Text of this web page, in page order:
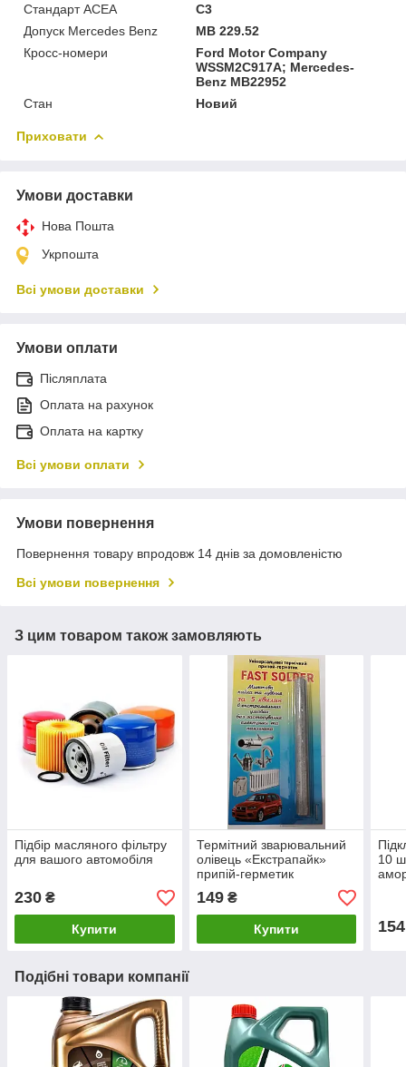
Стандарт ACEA
C3
Допуск Mercedes Benz
MB 229.52
Кросс-номери
Ford Motor Company
WSSM2C917A; Mercedes-
Benz MB22952
Стан
Новий
Приховати
Умови доставки
Нова Пошта
Укрпошта
Всі умови доставки
Умови оплати
Післяплата
Оплата на рахунок
Оплата на картку
Всі умови оплати
Умови повернення
Повернення товару впродовж 14 днів за домовленістю
Всі умови повернення
З цим товаром також замовляють
Підбір масляного фільтру
для вашого автомобіля
230 ₴
Купити
Термітний зварювальний
олівець «Екстрапайк»
припій-герметик
149₴
Купити
10
154
Подібні товари компанії